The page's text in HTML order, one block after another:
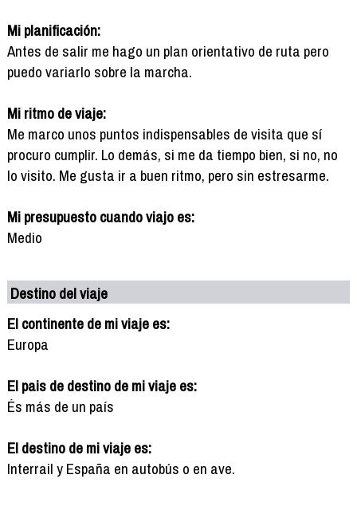
Mi planificación:
Antes de salir me hago un plan orientativo de ruta pero
puedo variarlo sobre la marcha.
Mi ritmo de viaje:
Me marco unos puntos indispensables de visita que sí
procuro cumplir. Lo demás, si me da tiempo bien, si no, no
lo visito. Me gusta ir a buen ritmo, pero sin estresarme.
Mi presupuesto cuando viajo es:
Medio
Destino del viaje
El continente de mi viaje es:
Europa
El pais de destino de mi viaje es:
És más de un país
El destino de mi viaje es:
Interrail y España en autobús o en ave.